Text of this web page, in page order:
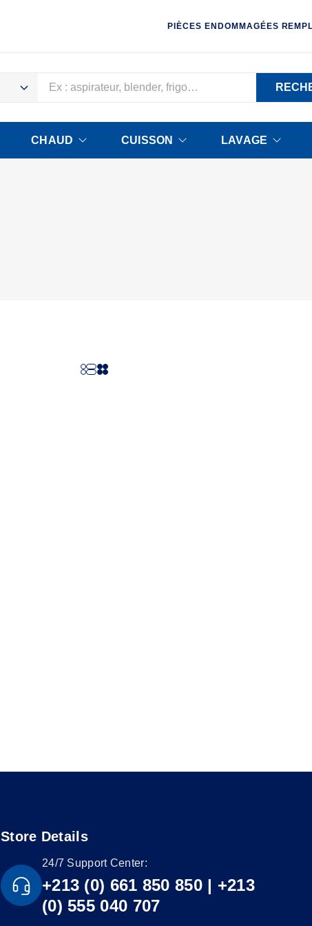
PIÈCES ENDOMMAGÉES
CHAUD CUISSON LAVAGE
Store Details
24/7 Support Center:
+213 (0) 661 850 850 | +213
(0) 555 040 707